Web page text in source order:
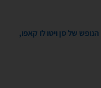
של סן ויטו לו קאפו,